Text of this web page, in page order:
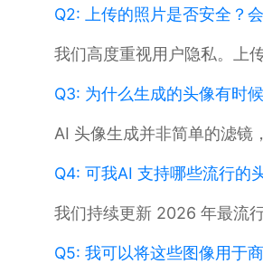
Q2: 上传的照片是否安全？
我们高度重视用户隐私。上
Q3: 为什么生成的头像有时
AI 头像生成并非简单的滤镜
Q4: 可我AI 支持哪些流行的
我们持续更新 2026 年最流
Q5: 我可以将这些图像用于